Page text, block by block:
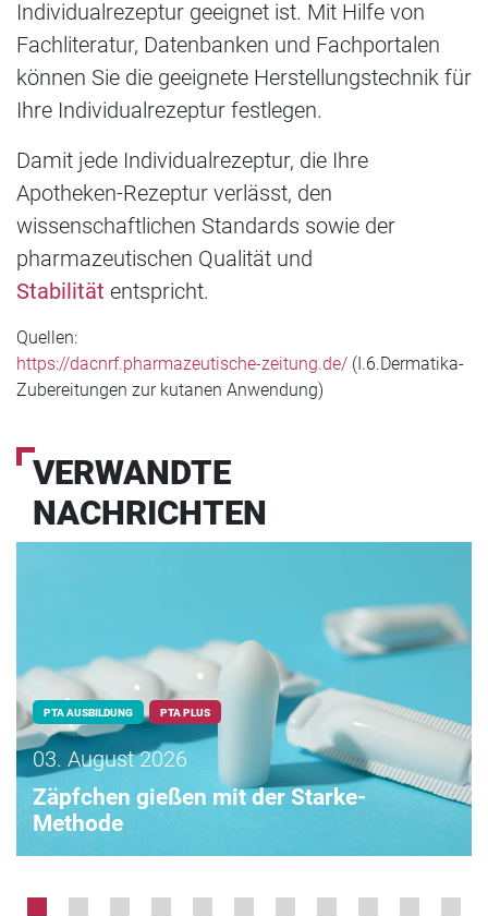
Individualrezeptur geeignet ist. Mit Hilfe von
Fachliteratur, Datenbanken und Fachportalen
können Sie die geeignete Herstellungstechnik für
Ihre Individualrezeptur festlegen.
Damit jede Individualrezeptur, die Ihre
Apotheken-Rezeptur verlässt, den
wissenschaftlichen Standards sowie der
pharmazeutischen Qualität und
Stabilität entspricht.
Quellen:
https://dacnrf.pharmazeutische-zeitung.de/ (I.6.Dermatika-
Zubereitungen zur kutanen Anwendung)
VERWANDTE
NACHRICHTEN
PTA AUSBILDUNG PTA PLUS
03. August 2026
Zäpfchen gießen mit der Starke-
Methode